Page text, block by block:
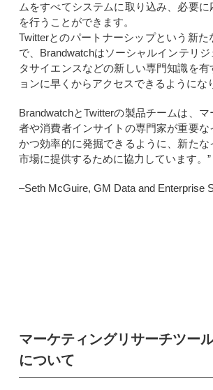
ムをすべてシステムに取り込み、必要
を行うことができます。
Twitterとのパートナーシップという新た
で、Brandwatchはソーシャルインテリ
タサイエンスなどの新しい専門知識を
ョンに早くからアクセスできるようにな
BrandwatchとTwitterの製品チームは、
者や消費者インサイトの専門家が重要な
かつ効率的に発掘できるように、新たな
市場に提供するために協力しています。”
–Seth McGuire, GM Data and Enterprise
マーケティングリサーチツー
について